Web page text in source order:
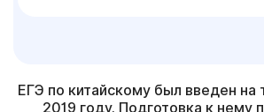
ЕГЭ по китайскому был введен на
2019 году. Подготовка к нему